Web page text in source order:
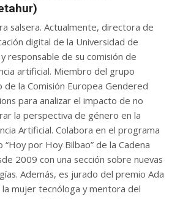
salsera. Actualmente, directora de
digital de la Universidad de
responsable de su comisión de
artificial. Miembro del grupo
la Comisión Europea Gendered
para analizar el impacto de no
la perspectiva de género en la
Artificial. Colabora en el programa
“Hoy por Hoy Bilbao” de la Cadena
2009 con una sección sobre nuevas
Además, es jurado del premio Ada
la mujer tecnóloga y mentora del